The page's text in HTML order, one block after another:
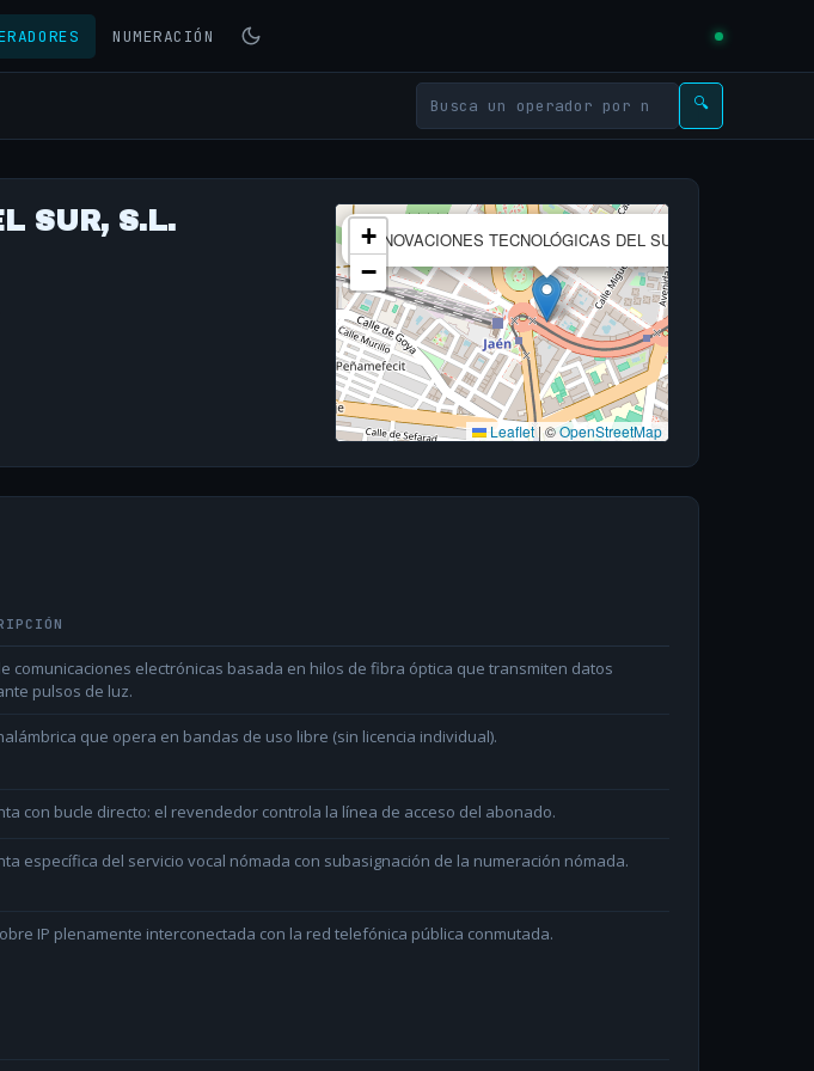
NUMERACIÓN
🔍
SUR, S.L.
INNOVACIONES TECNOLÓGICAS DEL SUR, S.L.
+
−
Leaflet |©OpenStreetMap
comunicaciones electrónicas basada en hilos de fibra óptica que transmiten datos
pulsos de luz.
que opera en bandas de uso libre (sin licencia individual).
con bucle directo: el revendedor controla la línea de acceso del abonado.
específica del servicio vocal nómada con subasignación de la numeración nómada.
IP plenamente interconectada con la red telefónica pública conmutada.